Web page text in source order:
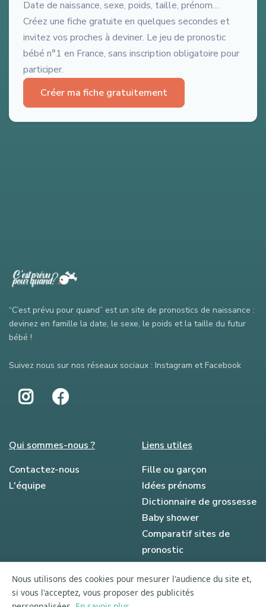
Date de naissance, sexe, poids, taille, prénom…
Créez une fiche gratuite en quelques secondes et
invitez vos proches à deviner. Le jeu de pronostic
bébé n°1 en France, sans inscription obligatoire pour
participer.
Créer ma fiche gratuitement
“C’est prévu pour quand” est un site de pronostics de naissance :
devinez en famille la date, le sexe, le poids et la taille du futur
bébé !
Suivez nous sur nos réseaux sociaux : Instagram et Facebook
Qui sommes-nous ?
Contactez-nous
L'équipe
Liens utiles
Fille ou garçon
Idées prénoms
Dictionnaire de grossesse
Baby shower
Comparatif sites de
pronostic
Ils parlent de nous
Le blog
Nous utilisons des cookies pour mesurer l'audience du site et,
si vous l'acceptez, vous proposer des publicités